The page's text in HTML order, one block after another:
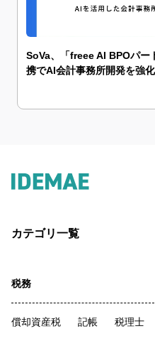
SoVa、「freee AI BPOパー
携でAI会計事務所開発を強化
カテゴリ一覧
税務
償却資産税 記帳 税理士